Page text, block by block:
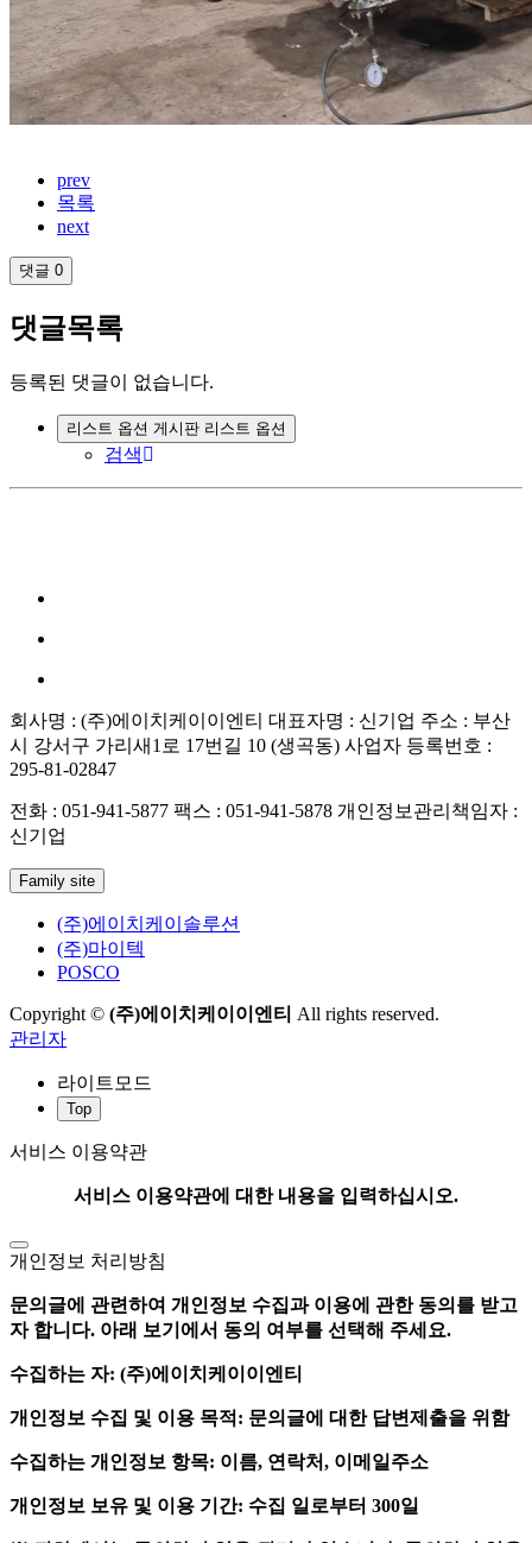
prev
목록
next
댓글 0
댓글목록
등록된 댓글이 없습니다.
리스트 옵션 게시판 리스트 옵션
검색
회사명 : (주)에이치케이이엔티 대표자명 : 신기업 주소 : 부산
시 강서구 가리새1로 17번길 10 (생곡동) 사업자 등록번호 :
295-81-02847
전화 : 051-941-5877 팩스 : 051-941-5878 개인정보관리책임자 :
신기업
Family site
(주)에이치케이솔루션
(주)마이텍
POSCO
Copyright © (주)에이치케이이엔티 All rights reserved.
관리자
라이트모드
Top
서비스 이용약관
서비스 이용약관에 대한 내용을 입력하십시오.
개인정보 처리방침
문의글에 관련하여 개인정보 수집과 이용에 관한 동의를 받고
자 합니다. 아래 보기에서 동의 여부를 선택해 주세요.
수집하는 자: (주)에이치케이이엔티
개인정보 수집 및 이용 목적: 문의글에 대한 답변제출을 위함
수집하는 개인정보 항목: 이름, 연락처, 이메일주소
개인정보 보유 및 이용 기간: 수집 일로부터 300일